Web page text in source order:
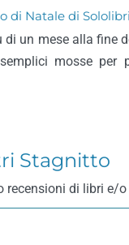
di Natale di
di un mese alla fine
mosse per
Stagnitto
di libri e/